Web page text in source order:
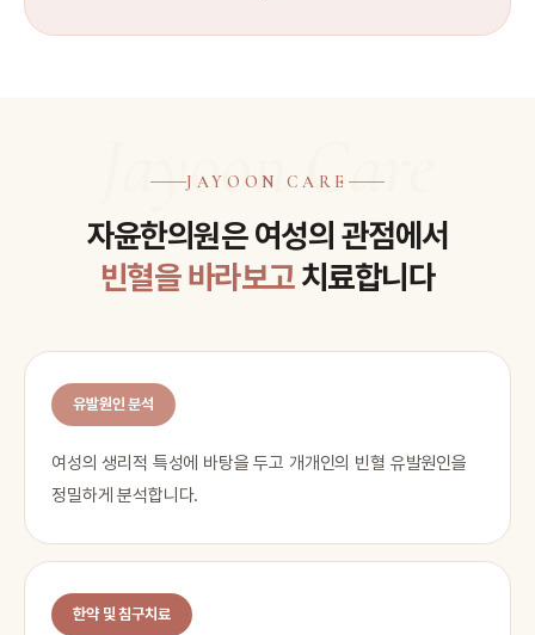
Jayoon Care
JAYOON CARE
자윤한의원은 여성의 관점에서
빈혈을 바라보고치료합니다
유발원인 분석
여성의 생리적 특성에 바탕을 두고 개개인의 빈혈 유발원인을
정밀하게 분석합니다.
한약 및 침구치료